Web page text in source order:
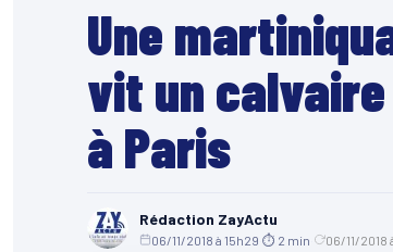
Une
vit un
à Paris
Rédaction ZayActu
06/11/2018 à 15h29 ⏱ 2 min 06/11/2018